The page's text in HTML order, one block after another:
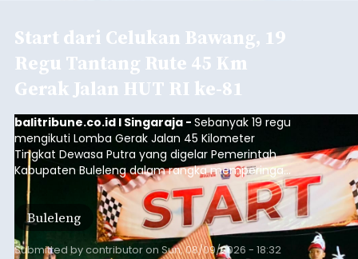
Start dari Celukan Bawang, 19
Regu Tantang Rute 45 Km
Gerak Jalan HUT RI ke-81
balitribune.co.id I Singaraja - Sebanyak 19 regu
mengikuti Lomba Gerak Jalan 45 Kilometer
Tingkat Dewasa Putra yang digelar Pemerintah
Kabupaten Buleleng dalam rangka memperingati
HUT ke-81 Kemerdekaan Republik Indonesia.
Lomba resmi dimulai dari Lapangan Sepak Bola
Desa Celukan Bawang, Sabtu (8/8/2026) malam.
Buleleng
Submitted bycontributoron Sun, 08/09/2026 - 18:32